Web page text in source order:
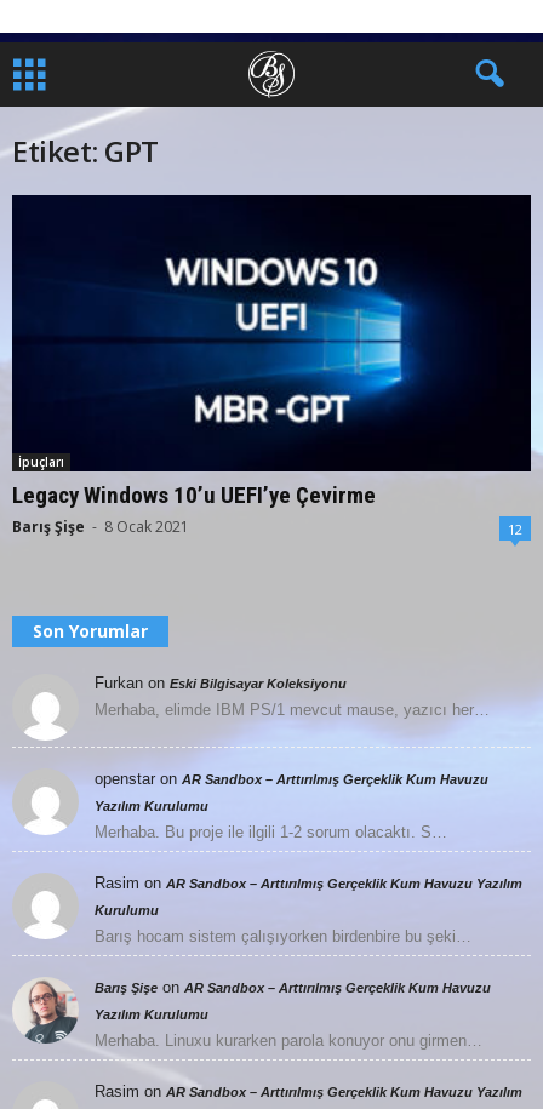
Etiket: GPT
İpuçları
Legacy Windows 10’u UEFI’ye Çevirme
Barış Şişe - 8 Ocak 2021 12
Son Yorumlar
Furkan on Eski Bilgisayar Koleksiyonu
Merhaba, elimde IBM PS/1 mevcut mause, yazıcı her…
openstar on AR Sandbox – Arttırılmış Gerçeklik Kum Havuzu
Yazılım Kurulumu
Merhaba. Bu proje ile ilgili 1-2 sorum olacaktı. S…
Rasim on AR Sandbox – Arttırılmış Gerçeklik Kum Havuzu Yazılım
Kurulumu
Barış hocam sistem çalışıyorken birdenbire bu şeki…
Barış Şişe on AR Sandbox – Arttırılmış Gerçeklik Kum Havuzu
Yazılım Kurulumu
Merhaba. Linuxu kurarken parola konuyor onu girmen…
Rasim on AR Sandbox – Arttırılmış Gerçeklik Kum Havuzu Yazılım